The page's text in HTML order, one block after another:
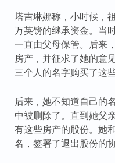
塔吉琳娜称，小时候，
万英镑的继承资金。当
一直由父母保管。后来
房产，并征求了她的意
三个人的名字购买了这些
后来，她不知道自己的
中被删除了。直到她父
有这些房产的股份。她
名，签署了退出股份的协